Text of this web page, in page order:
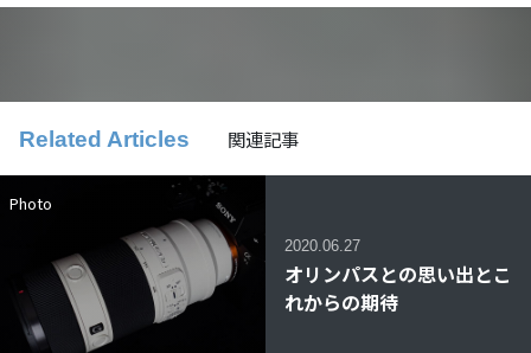
Related Articles 関連記事
Photo
2020.06.27
オリンパスとの思い出とこ
れからの期待